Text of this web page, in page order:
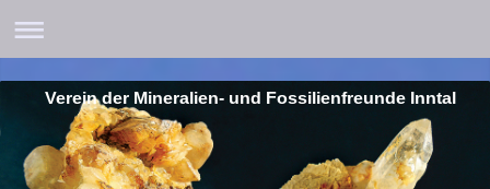
Verein der Mineralien- und Fossilienfreunde Inntal